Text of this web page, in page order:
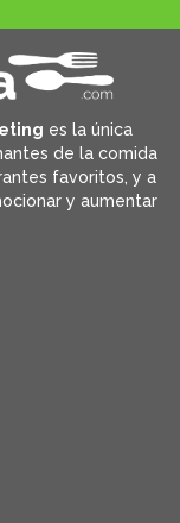
es la única
de la comida
favoritos, ya
y aumentar